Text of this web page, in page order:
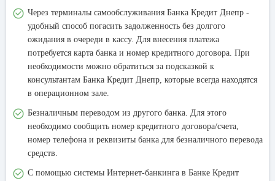
Через терминалы самообслуживания Банка Кредит Днепр -
удобный способ погасить задолженность без долгого
ожидания в очереди в кассу. Для внесения платежа
потребуется карта банка и номер кредитного договора. При
необходимости можно обратиться за подсказкой к
консультантам Банка Кредит Днепр, которые всегда находятся
в операционном зале.
Безналичным переводом из другого банка. Для этого
необходимо сообщить номер кредитного договора/счета,
номер телефона и реквизиты банка для безналичного перевода
средств.
С помощью системы Интернет-банкинга в Банке Кредит